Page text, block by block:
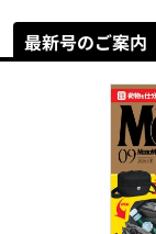
最新号のご案内